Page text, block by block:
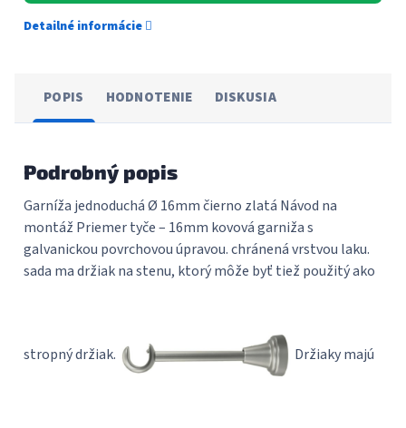
Detailné informácie
POPIS HODNOTENIE DISKUSIA
Podrobný popis
Garníža jednoduchá Ø 16mm čierno zlatá Návod na
montáž Priemer tyče – 16mm kovová garniža s
galvanickou povrchovou úpravou. chránená vrstvou laku.
sada ma držiak na stenu, ktorý môže byť tiež použitý ako
stropný držiak. Držiaky majú